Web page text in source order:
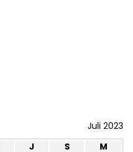
Juli 2023
J S
M